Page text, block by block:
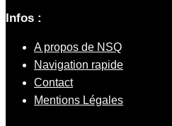
Infos :
A propos de NSQ
Navigation rapide
Contact
Mentions Légales